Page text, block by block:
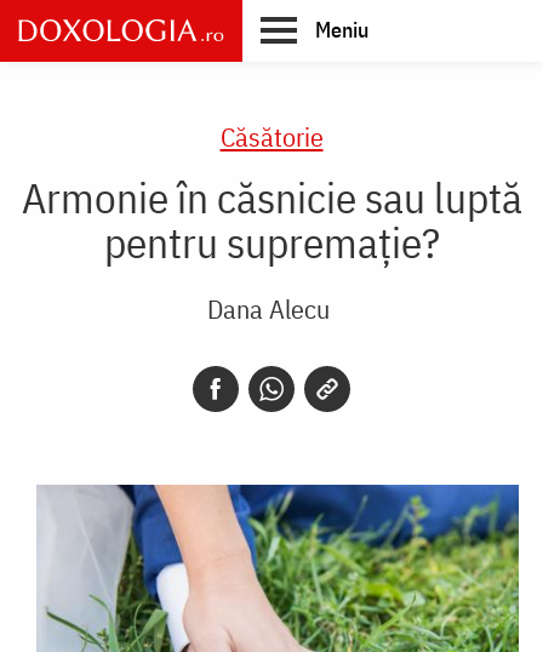
Skip
to
main
Meniu
Căsătorie
Armonie în căsnicie sau luptă
pentru supremație?
Dana Alecu